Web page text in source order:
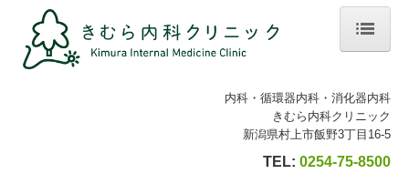
ホーム
内科・循環器内科・消化器内科
きむら内科クリニック
新潟県村上市飯野3丁目16-5
TEL: 0254-75-8500